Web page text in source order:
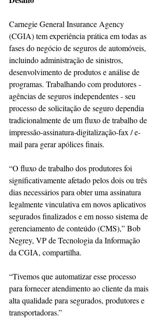
Carnegie General Insurance Agency
(CGIA) tem experiência prática em todas as
fases do negócio de seguros de automóveis,
incluindo administração de sinistros,
desenvolvimento de produtos e análise de
programas. Trabalhando com produtores -
agências de seguros independentes - seu
processo de solicitação de seguro dependia
tradicionalmente de um fluxo de trabalho de
impressão-assinatura-digitalização-fax / e-
mail para gerar apólices finais.
“O fluxo de trabalho dos produtores foi
significativamente afetado pelos dois ou três
dias necessários para obter uma assinatura
legalmente vinculativa em novos aplicativos
segurados finalizados e em nosso sistema de
gerenciamento de conteúdo (CMS),” Bob
Negrey, VP de Tecnologia da Informação
da CGIA, compartilha.
“Tivemos que automatizar esse processo
para fornecer atendimento ao cliente da mais
alta qualidade para segurados, produtores e
transportadoras.”